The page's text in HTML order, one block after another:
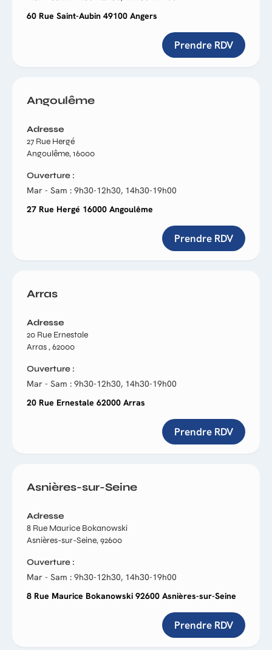
60 Rue Saint-Aubin 49100 Angers
Prendre RDV
Angoulême
Adresse
27 Rue Hergé
Angoulême, 16000
Ouverture
Mar - Sam : 9h30-12h30, 14h30-19h00
27 Rue Hergé 16000 Angoulême
Prendre RDV
Arras
Adresse
20 Rue Ernestale
Arras , 62000
Ouverture
Mar - Sam : 9h30-12h30, 14h30-19h00
20 Rue Ernestale 62000 Arras
Prendre RDV
Asnières-sur-Seine
Adresse
8 Rue Maurice Bokanowski
Asnières-sur-Seine, 92600
Ouverture
Mar - Sam : 9h30-12h30, 14h30-19h00
8 Rue Maurice Bokanowski 92600 Asnières-sur-Seine
Prendre RDV